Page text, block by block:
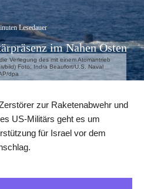
Verlegung des mit einem Atomantrieb
Foto: Indra Beaufort/U.S. Naval
dpa
Lesedauer
im Nahen Osten
zur Raketenabwehr und
US-Militärs geht es um
für Israel vor dem